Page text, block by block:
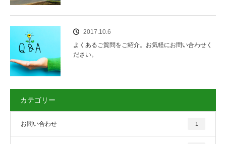
2017.10.6
よくあるご質問をご紹介。お気軽にお問い合わせく
ださい。
カテゴリー
お問い合わせ 1